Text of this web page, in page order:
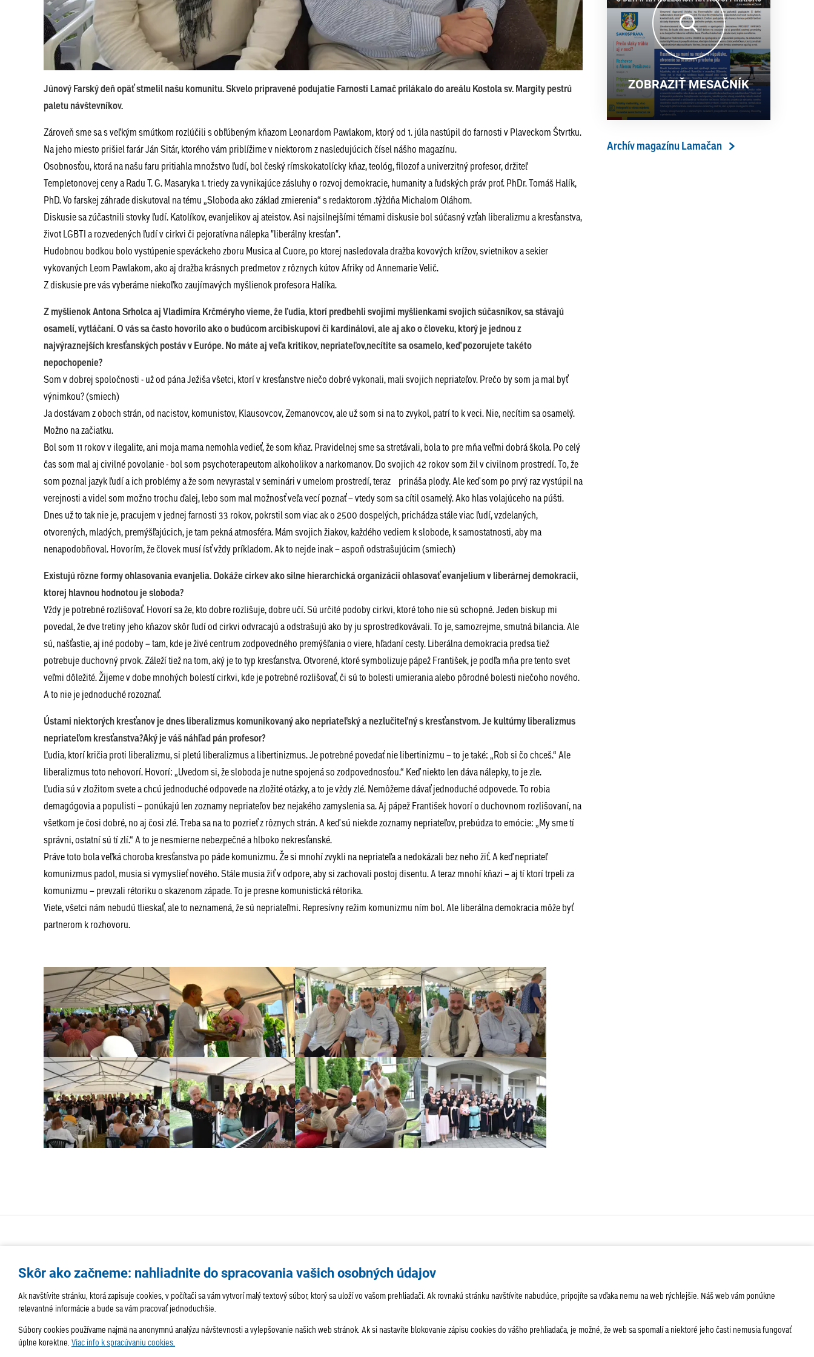
Júnový Farský deň opäť stmelil našu komunitu. Skvelo pripravené podujatie Farnosti Lamač prilákalo do areálu Kostola sv. Margity pestrú
paletu návštevníkov.
Zároveň sme sa s veľkým smútkom rozlúčili s obľúbeným kňazom Leonardom Pawlakom, ktorý od 1. júla nastúpil do farnosti v Plaveckom Štvrtku.
Na jeho miesto prišiel farár Ján Sitár, ktorého vám priblížime v niektorom z nasledujúcich čísel nášho magazínu.
Osobnosťou, ktorá na našu faru pritiahla množstvo ľudí, bol český rímskokatolícky kňaz, teológ, filozof a univerzitný profesor, držiteľ
Templetonovej ceny a Radu T. G. Masaryka 1. triedy za vynikajúce zásluhy o rozvoj demokracie, humanity a ľudských práv prof. PhDr. Tomáš Halík,
PhD. Vo farskej záhrade diskutoval na tému „Sloboda ako základ zmierenia“ s redaktorom .týždňa Michalom Oláhom.
Diskusie sa zúčastnili stovky ľudí. Katolíkov, evanjelikov aj ateistov. Asi najsilnejšími témami diskusie bol súčasný vzťah liberalizmu a kresťanstva,
život LGBTI a rozvedených ľudí v cirkvi či pejoratívna nálepka "liberálny kresťan".
Hudobnou bodkou bolo vystúpenie speváckeho zboru Musica al Cuore, po ktorej nasledovala dražba kovových krížov, svietnikov a sekier
vykovaných Leom Pawlakom, ako aj dražba krásnych predmetov z rôznych kútov Afriky od Annemarie Velič.
Z diskusie pre vás vyberáme niekoľko zaujímavých myšlienok profesora Halíka.
Z myšlienok Antona Srholca aj Vladimíra Krčméryho vieme, že ľudia, ktorí predbehli svojimi myšlienkami svojich súčasníkov, sa stávajú
osamelí, vytláčaní. O vás sa často hovorilo ako o budúcom arcibiskupovi či kardinálovi, ale aj ako o človeku, ktorý je jednou z
najvýraznejších kresťanských postáv v Európe. No máte aj veľa kritikov, nepriateľov,necítite sa osamelo, keď pozorujete takéto
nepochopenie?
Som v dobrej spoločnosti - už od pána Ježiša všetci, ktorí v kresťanstve niečo dobré vykonali, mali svojich nepriateľov. Prečo by som ja mal byť
výnimkou? (smiech)
Ja dostávam z oboch strán, od nacistov, komunistov, Klausovcov, Zemanovcov, ale už som si na to zvykol, patrí to k veci. Nie, necítim sa osamelý.
Možno na začiatku.
Bol som 11 rokov v ilegalite, ani moja mama nemohla vedieť, že som kňaz. Pravidelnej sme sa stretávali, bola to pre mňa veľmi dobrá škola. Po celý
čas som mal aj civilné povolanie - bol som psychoterapeutom alkoholikov a narkomanov. Do svojich 42 rokov som žil v civilnom prostredí. To, že
som poznal jazyk ľudí a ich problémy a že som nevyrastal v seminári v umelom prostredí, teraz prináša plody. Ale keď som po prvý raz vystúpil na
verejnosti a videl som možno trochu ďalej, lebo som mal možnosť veľa vecí poznať – vtedy som sa cítil osamelý. Ako hlas volajúceho na púšti.
Dnes už to tak nie je, pracujem v jednej farnosti 33 rokov, pokrstil som viac ak o 2500 dospelých, prichádza stále viac ľudí, vzdelaných,
otvorených, mladých, premýšľajúcich, je tam pekná atmosféra. Mám svojich žiakov, každého vediem k slobode, k samostatnosti, aby ma
nenapodobňoval. Hovorím, že človek musí ísť vždy príkladom. Ak to nejde inak – aspoň odstrašujúcim (smiech)
Existujú rôzne formy ohlasovania evanjelia. Dokáže cirkev ako silne hierarchická organizácii ohlasovať evanjelium v liberárnej demokracii,
ktorej hlavnou hodnotou je sloboda?
Vždy je potrebné rozlišovať. Hovorí sa že, kto dobre rozlišuje, dobre učí. Sú určité podoby cirkvi, ktoré toho nie sú schopné. Jeden biskup mi
povedal, že dve tretiny jeho kňazov skôr ľudí od cirkvi odvracajú a odstrašujú ako by ju sprostredkovávali. To je, samozrejme, smutná bilancia. Ale
sú, našťastie, aj iné podoby – tam, kde je živé centrum zodpovedného premýšľania o viere, hľadaní cesty. Liberálna demokracia predsa tiež
potrebuje duchovný prvok. Záleží tiež na tom, aký je to typ kresťanstva. Otvorené, ktoré symbolizuje pápež František, je podľa mňa pre tento svet
veľmi dôležité. Žijeme v dobe mnohých bolestí cirkvi, kde je potrebné rozlišovať, či sú to bolesti umierania alebo pôrodné bolesti niečoho nového.
A to nie je jednoduché rozoznať.
Ústami niektorých kresťanov je dnes liberalizmus komunikovaný ako nepriateľský a nezlučiteľný s kresťanstvom. Je kultúrny liberalizmus
nepriateľom kresťanstva?Aký je váš náhľad pán profesor?
Ľudia, ktorí kričia proti liberalizmu, si pletú liberalizmus a libertinizmus. Je potrebné povedať nie libertinizmu – to je také: „Rob si čo chceš.“ Ale
liberalizmus toto nehovorí. Hovorí: „Uvedom si, že sloboda je nutne spojená so zodpovednosťou.“ Keď niekto len dáva nálepky, to je zle.
Ľudia sú v zložitom svete a chcú jednoduché odpovede na zložité otázky, a to je vždy zlé. Nemôžeme dávať jednoduché odpovede. To robia
demagógovia a populisti – ponúkajú len zoznamy nepriateľov bez nejakého zamyslenia sa. Aj pápež František hovorí o duchovnom rozlišovaní, na
všetkom je čosi dobré, no aj čosi zlé. Treba sa na to pozrieť z rôznych strán. A keď sú niekde zoznamy nepriateľov, prebúdza to emócie: „My sme tí
správni, ostatní sú tí zlí.“ A to je nesmierne nebezpečné a hlboko nekresťanské.
Práve toto bola veľká choroba kresťanstva po páde komunizmu. Že si mnohí zvykli na nepriateľa a nedokázali bez neho žiť. A keď nepriateľ
komunizmus padol, musia si vymyslieť nového. Stále musia žiť v odpore, aby si zachovali postoj disentu. A teraz mnohí kňazi – aj tí ktorí trpeli za
komunizmu – prevzali rétoriku o skazenom západe. To je presne komunistická rétorika.
Viete, všetci nám nebudú tlieskať, ale to neznamená, že sú nepriateľmi. Represívny režim komunizmu ním bol. Ale liberálna demokracia môže byť
partnerom k rozhovoru.
18. 6. 2026
13. ročník Simultánky pod
lipami v Lamači priniesol
výborný šach aj príjemnú
komunitnú atmosféru
ZOBRAZIŤ MESAČNÍK
Archív magazínu Lamačan
AKTUALITY TÉMA
ROZHOVORY KULTÚRA HISTÓRIA PODUJATIA
Skôr ako začneme: nahliadnite do spracovania vašich osobných údajov
Ak navštívite stránku, ktorá zapisuje cookies, v počítači sa vám vytvorí malý textový súbor, ktorý sa uloží vo vašom prehliadači. Ak rovnakú stránku navštívite nabudúce, pripojíte sa vďaka nemu na web rýchlejšie. Náš web vám ponúkne
relevantné informácie a bude sa vám pracovať jednoduchšie.
Súbory cookies používame najmä na anonymnú analýzu návštevnosti a vylepšovanie našich web stránok. Ak si nastavíte blokovanie zápisu cookies do vášho prehliadača, je možné, že web sa spomalí a niektoré jeho časti nemusia fungovať
úplne korektne. Viac info k spracúvaniu cookies.